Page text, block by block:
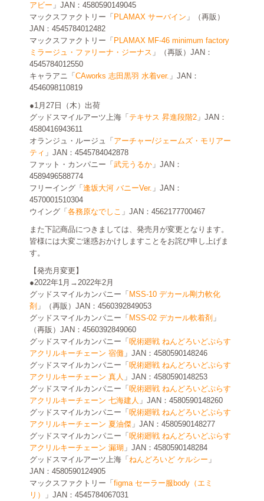
アビー 」JAN：4580590149045
マックスファクトリー「 PLAMAX サーバイン 」（再販）
JAN：4545784012482
マックスファクトリー「 PLAMAX MF-46 minimum factory
ミラージュ・ファリーナ・ジーナス 」（再販）JAN：
4545784012550
キャラアニ「 CAworks 志田黒羽 水着ver. 」JAN：
4546098110819
●1月27日（木）出荷
グッドスマイルアーツ上海「 テキサス 昇進段階2 」JAN：
4580416943611
オランジュ・ルージュ「 アーチャー/ジェームズ・モリアー
ティ 」JAN：4545784042878
ファット・カンパニー「 武元うるか 」JAN：
4589496588774
フリーイング「 逢坂大河 バニーVer. 」JAN：
4570001510304
ウイング「 各務原なでしこ 」JAN：4562177700467
また下記商品につきましては、発売月が変更となります。
皆様には大変ご迷惑おかけしますことをお詫び申し上げま
す。
【発売月変更】
●2022年1月→2022年2月
グッドスマイルカンパニー「 MSS-10 デカール剛力軟化
剤 」（再販）JAN：4560392849053
グッドスマイルカンパニー「 MSS-02 デカール軟着剤 」
（再販）JAN：4560392849060
グッドスマイルカンパニー「 呪術廻戦 ねんどろいどぷらす
アクリルキーチェーン 宿儺 」JAN：4580590148246
グッドスマイルカンパニー「 呪術廻戦 ねんどろいどぷらす
アクリルキーチェーン 真人 」JAN：4580590148253
グッドスマイルカンパニー「 呪術廻戦 ねんどろいどぷらす
アクリルキーチェーン 七海建人 」JAN：4580590148260
グッドスマイルカンパニー「 呪術廻戦 ねんどろいどぷらす
アクリルキーチェーン 夏油傑 」JAN：4580590148277
グッドスマイルカンパニー「 呪術廻戦 ねんどろいどぷらす
アクリルキーチェーン 漏瑚 」JAN：4580590148284
グッドスマイルアーツ上海「 ねんどろいど ケルシー 」
JAN：4580590124905
マックスファクトリー「 figma セーラー服body（エミ
リ）
」JAN：4545784067031